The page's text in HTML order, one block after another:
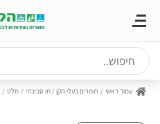
Skip
content
עמוד ראשי חומרים בעלי תקן / תו סביבתי מלט